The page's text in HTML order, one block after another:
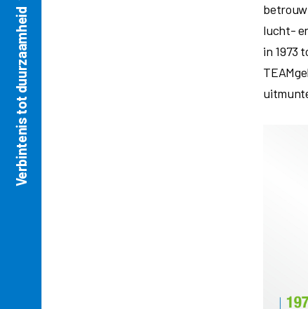
lucht-
in 1973
Verbintenis tot duurzaamheid